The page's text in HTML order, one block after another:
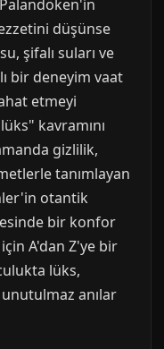
düşünse
şifalı suları ve
bir deneyim vaat
etmeyi
kavramını
gizlilik,
tanımlayan
otantik
bir konfor
A'dan Z'ye bir
lüks,
anılar